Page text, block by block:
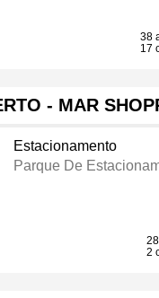
38
17
- MAR
Estacionamento
Parque De
2